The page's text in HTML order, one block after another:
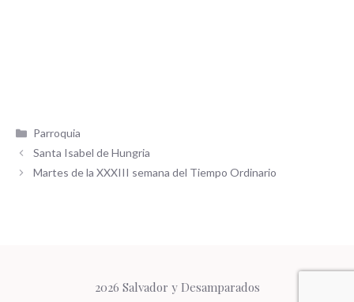
Categorías
Parroquia
Santa Isabel de Hungria
Martes de la XXXIII semana del Tiempo Ordinario
2026 Salvador y Desamparados